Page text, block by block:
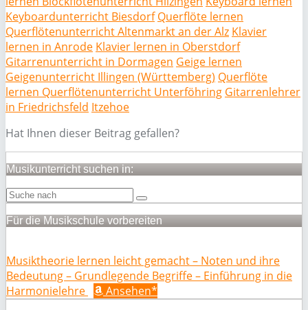
Keyboardunterricht Biesdorf Querflöte lernen
Querflötenunterricht Altenmarkt an der Alz Klavier
lernen in Anrode Klavier lernen in Oberstdorf
Gitarrenunterricht in Dormagen Geige lernen
Geigenunterricht Illingen (Württemberg) Querflöte
lernen Querflötenunterricht Unterföhring Gitarrenlehrer
in Friedrichsfeld Itzehoe
Hat Ihnen dieser Beitrag gefallen?
Musikunterricht suchen in:
Für die Musikschule vorbereiten
Musiktheorie lernen leicht gemacht – Noten und ihre
Bedeutung – Grundlegende Begriffe – Einführung in die
Harmonielehre
Ansehen*